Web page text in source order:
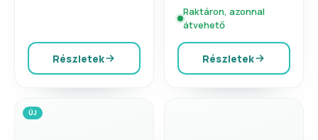
Részletek
Raktáron, azonnal
átvehető
Részletek
ÚJ